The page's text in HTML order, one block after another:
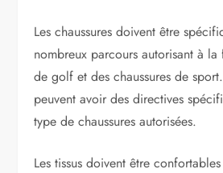
Les chaussures doivent être
nombreux parcours autorisant à la
de golf et des chaussures de
peuvent avoir des directives
type de chaussures autorisées.
Les tissus doivent être